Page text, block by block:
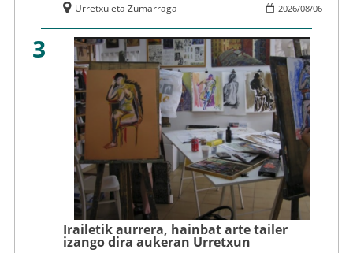
2026/08/06
Urretxu eta Zumarraga
3
Irailetik aurrera, hainbat arte tailer
izango dira aukeran Urretxun